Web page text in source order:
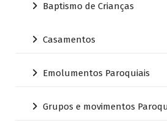
Baptismo de Crianças
Casamentos
Emolumentos Paroquiais
Grupos e movimentos